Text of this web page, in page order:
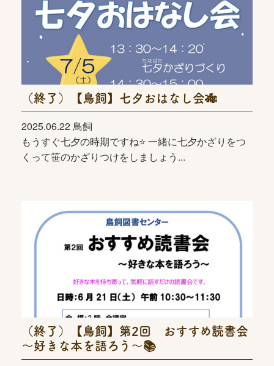
（終了）【鳥飼】七夕おはなし会🎋
2025.06.22 鳥飼
もうすぐ七夕の時期ですね⭐ 一緒に七夕かざりをつ
くって笹のかざりつけをしましょう...
（終了）【鳥飼】第2回 おすすめ読書会
～好きな本を語ろう～📚